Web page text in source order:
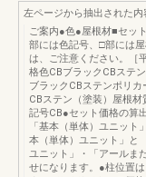
左ページから抽出された内
ご案内●色●屋根材■セッ
部には色記号、□部には
は、ご注意ください。［
格色CBブラックCBステ
ブラックCBステンポリ
CBステン（塗装）屋根
記号CB●セット価格の算
「基本（単体）ユニッ
本（単体）ユニット」と
ユニット」・「アールま
せになります。●柱位置